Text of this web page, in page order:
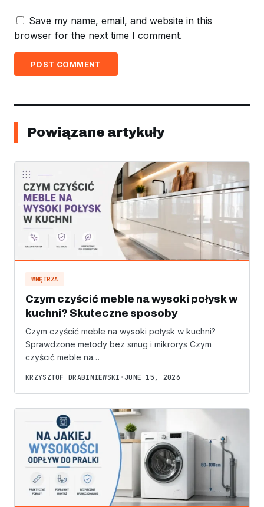
Save my name, email, and website in this
browser for the next time I comment.
POST COMMENT
Powiązane artykuły
WNĘTRZA
Czym czyścić meble na wysoki połysk w
kuchni? Skuteczne sposoby
Czym czyścić meble na wysoki połysk w kuchni?
Sprawdzone metody bez smug i mikrorys Czym
czyścić meble na…
KRZYSZTOF DRABINIEWSKI • JUNE 15, 2026